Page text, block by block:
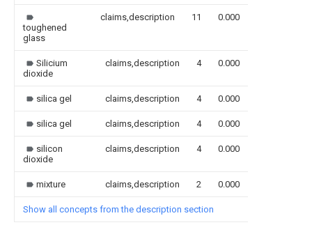
toughened
glass
claims,description 11 0.000
Silicium
dioxide
claims,description 4 0.000
silica gel claims,description 4 0.000
silica gel claims,description 4 0.000
silicon
dioxide
claims,description 4 0.000
mixture claims,description 2 0.000
Show all concepts from the description section